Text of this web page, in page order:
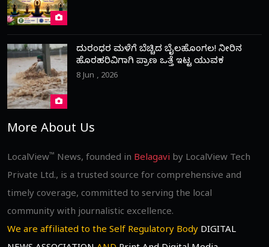
ದುರಂಧರ ಮಳೆಗೆ ಬೆಚ್ಚಿದ ಬೈಲಹೊಂಗಲ! ನೀರಿನ
ಹೊರಹರಿವಿಗಾಗಿ ಪ್ರಾಣ ಒತ್ತೆ ಇಟ್ಟ ಯುವಕ
8 Jun , 2026
More About Us
LocalView™ News, founded in Belagavi by LocalView Tech
Private Ltd., is a trusted source for comprehensive and
timely coverage, committed to serving the local
community with journalistic excellence.
We are affiliated to the Self Regulatory Body DIGITAL